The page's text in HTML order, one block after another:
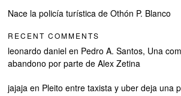
Nace la policía turística de Othón P. Blanco
RECENT COMMENTS
leonardo daniel en Pedro A. Santos, Una
abandono por parte de Alex Zetina
jajaja en Pleito entre taxista y uber deja una